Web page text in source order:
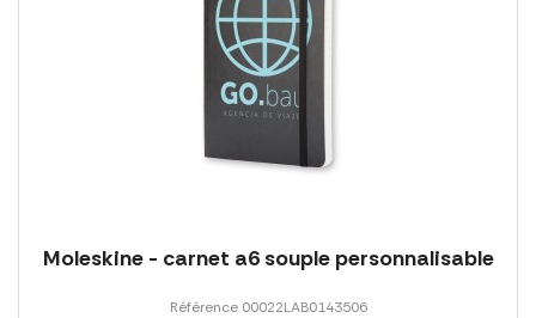
Moleskine - carnet a6 souple personnalisable
Référence 00022LAB0143506